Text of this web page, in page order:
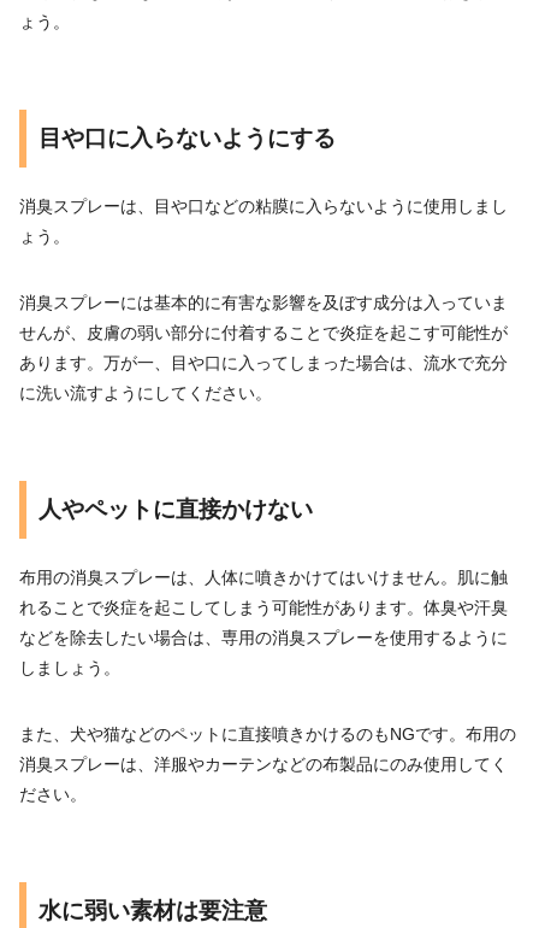
ょう。
目や口に入らないようにする
消臭スプレーは、目や口などの粘膜に入らないように使用しまし
ょう。
消臭スプレーには基本的に有害な影響を及ぼす成分は入っていま
せんが、皮膚の弱い部分に付着することで炎症を起こす可能性が
あります。万が一、目や口に入ってしまった場合は、流水で充分
に洗い流すようにしてください。
人やペットに直接かけない
布用の消臭スプレーは、人体に噴きかけてはいけません。肌に触
れることで炎症を起こしてしまう可能性があります。体臭や汗臭
などを除去したい場合は、専用の消臭スプレーを使用するように
しましょう。
また、犬や猫などのペットに直接噴きかけるのもNGです。布用の
消臭スプレーは、洋服やカーテンなどの布製品にのみ使用してく
ださい。
水に弱い素材は要注意